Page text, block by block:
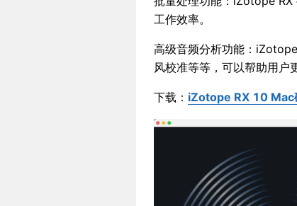
工作效率。
高级音频分析功能：
风校准等等，可以帮助用户
下载： iZotope RX 10 Mac